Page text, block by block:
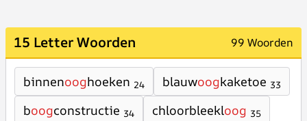
15 Letter Woorden 99 Woorden
binnenooghoeken 24 blauwoogkaketoe 33
boogconstructie 34 chloorbleekloog 35